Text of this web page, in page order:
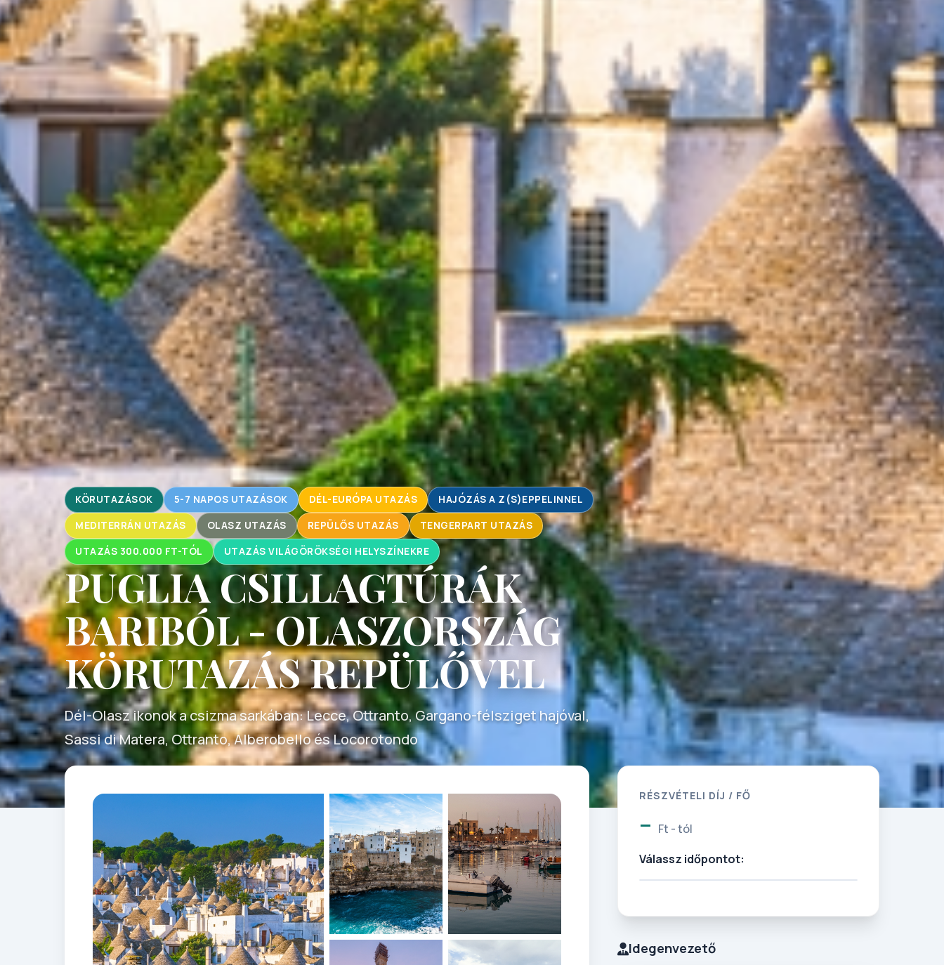
KÖRUTAZÁSOK 5-7 NAPOS UTAZÁSOK DÉL-EURÓPA UTAZÁS HAJÓZÁS A Z(S)EPPELINNEL
MEDITERRÁN UTAZÁS OLASZ UTAZÁS REPÜLŐS UTAZÁS TENGERPART UTAZÁS
UTAZÁS 300.000 FT-TÓL UTAZÁS VILÁGÖRÖKSÉGI HELYSZÍNEKRE
PUGLIA CSILLAGTÚRÁK
BARIBÓL - OLASZORSZÁG
KÖRUTAZÁS REPÜLŐVEL
Dél-Olasz ikonok a csizma sarkában: Lecce, Ottranto, Gargano-félsziget hajóval,
Sassi di Matera, Ottranto, Alberobello és Locorotondo
RÉSZVÉTELI DÍJ / FŐ
- Ft - tól
Válassz időpontot:
Idegenvezető